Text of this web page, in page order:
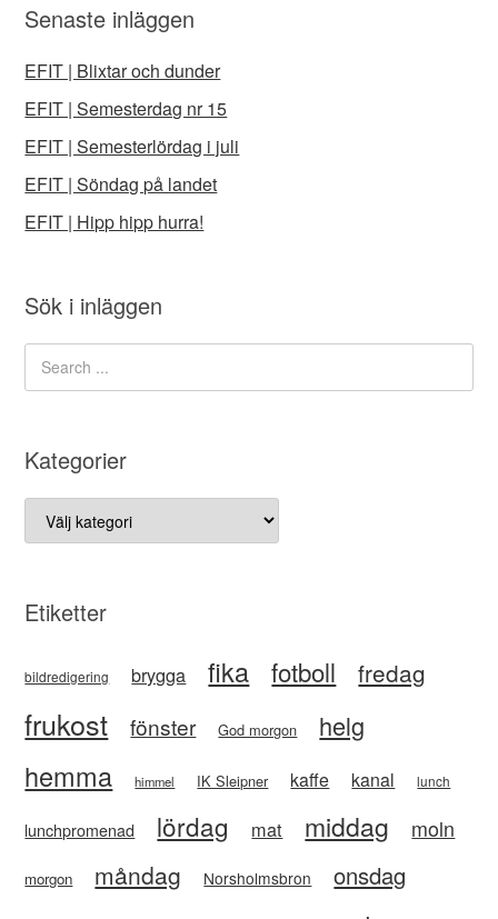
Senaste inläggen
EFIT | Blixtar och dunder
EFIT | Semesterdag nr 15
EFIT | Semesterlördag i juli
EFIT | Söndag på landet
EFIT | Hipp hipp hurra!
Sök i inläggen
Kategorier
Kategorier
Etiketter
bildredigering brygga fika fotboll fredag
frukost fönster God morgon helg
hemma himmel IK Sleipner kaffe kanal lunch
lunchpromenad lördag mat middag moln
morgon måndag Norsholmsbron onsdag